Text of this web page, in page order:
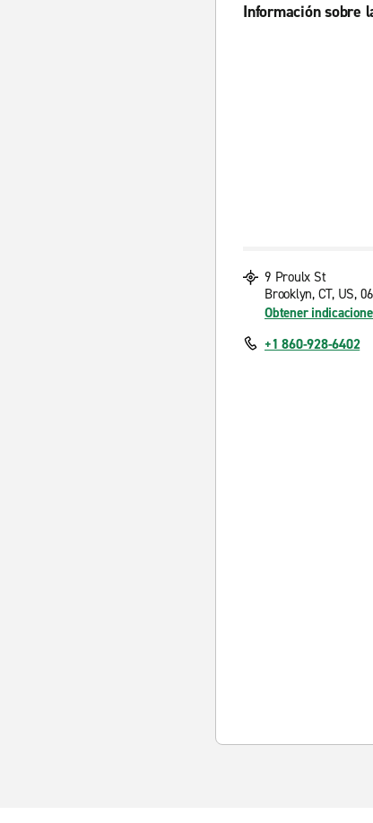
Información sobre
9 Proulx St
Brooklyn, CT, US,
Obtener
+1 860-928-6402